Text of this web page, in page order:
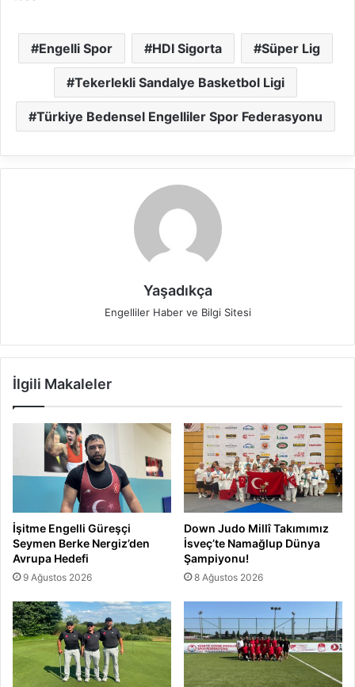
Engelli Spor HDI Sigorta Süper Lig
Tekerlekli Sandalye Basketbol Ligi
Türkiye Bedensel Engelliler Spor Federasyonu
Yaşadıkça
Engelliler Haber ve Bilgi Sitesi
İlgili Makaleler
İşitme Engelli Güreşçi
Seymen Berke Nergiz’den
Avrupa Hedefi
9 Ağustos 2026
Down Judo Millî Takımımız
İsveç’te Namağlup Dünya
Şampiyonu!
8 Ağustos 2026